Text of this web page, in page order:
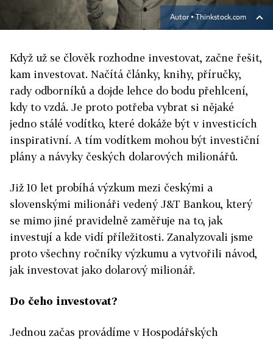
Autor ▪Thinkstock.com
Když už se člověk rozhodne investovat, začne řešit,
kam investovat. Načítá články, knihy, příručky,
rady odborníků a dojde lehce do bodu přehlcení,
kdy to vzdá. Je proto potřeba vybrat si nějaké
jedno stálé vodítko, které dokáže být v investicích
inspirativní. A tím vodítkem mohou být investiční
plány a návyky českých dolarových milionářů.
Již 10 let probíhá výzkum mezi českými a
slovenskými milionáři vedený J&T Bankou, který
se mimo jiné pravidelně zaměřuje na to, jak
investují a kde vidí příležitosti. Zanalyzovali jsme
proto všechny ročníky výzkumu a vytvořili návod,
jak investovat jako dolarový milionář.
Do čeho investovat?
Jednou začas provádíme v Hospodářských